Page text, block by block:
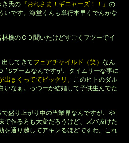
き氏の 『おれさま！ギニャーズ！！』 の
です。海堂くんも単行本早くでんかな
檎のＣＤ聞いたけどすごくフツーでイ
してきてフェアチャイルド（笑） なん
ブームなんですが、タイムリーな事に
出まくっててビックリ。 このヒトのダル
なぁ。っつーか結婚して子供生んでた
盛り上がり中の当業界なんですが、や
作る方も大変だろうけど、ズバ抜けた
通り越してアキレるほどですわ。これ